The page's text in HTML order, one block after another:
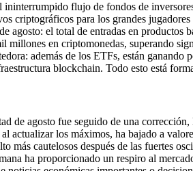
ininterrumpido flujo de fondos de
criptográficos para los grandes
agosto: el total de entradas en
millones en criptomonedas, superando
además de los ETFs, están
blockchain. Todo esto está
de agosto fue seguido de una
actualizar los máximos, ha bajado a
más cautelosos después de las
ha proporcionado un respiro al